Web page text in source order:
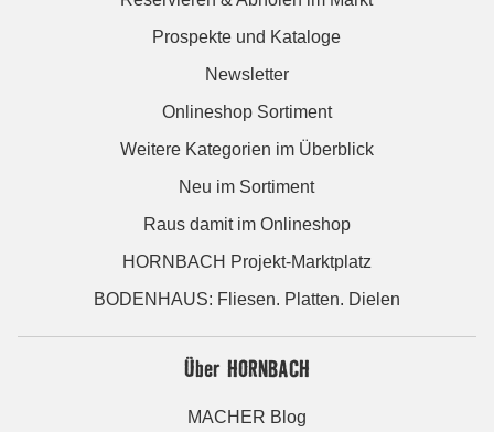
Prospekte und Kataloge
Newsletter
Onlineshop Sortiment
Weitere Kategorien im Überblick
Neu im Sortiment
Raus damit im Onlineshop
HORNBACH Projekt-Marktplatz
BODENHAUS: Fliesen. Platten. Dielen
Über HORNBACH
MACHER Blog